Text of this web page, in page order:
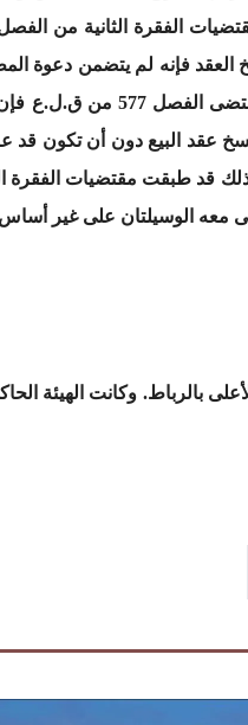
فإنه لم يتضمن دعوة
النهائي وتسليم المبيع وقت أداء ذلك الثمن ومن ثم فإن
فسخ عقد البيع دون أن تكون
بالرباط. وكانت الهيئة